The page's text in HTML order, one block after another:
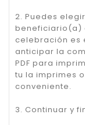
2. Puedes
beneficiario(a)
celebración es
anticipar la
PDF para
tu la imprimes
conveniente.
3. Continuar y